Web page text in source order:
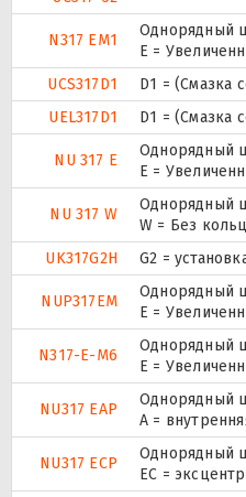
N317 EM1
Однорядный
E =
UCS317D1
D1 = (Смазка
UEL317D1
D1 = (Смазка
NU 317 E
Однорядный
Е =
NU 317 W
Однорядный
W = Без
UK317G2H
G2 =
NUP317EM
Однорядный
E =
N317-E-M6
Однорядный
E =
NU317 EAP
Однорядный
A =
NU317 ECP
Однорядный
ЕС =